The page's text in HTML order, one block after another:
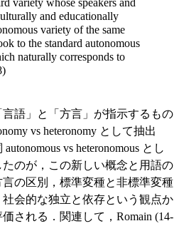
and educationally
variety of the same
to the standard autonomous
naturally corresponds to
語」と「方言」が指示するもの
vs heteronomy として抽出
vs heteronomous とし
のが，この新しい概念と用語の
の区別，標準変種と非標準変種
会的な独立と依存という観点か
される．関連して，Romain (14-